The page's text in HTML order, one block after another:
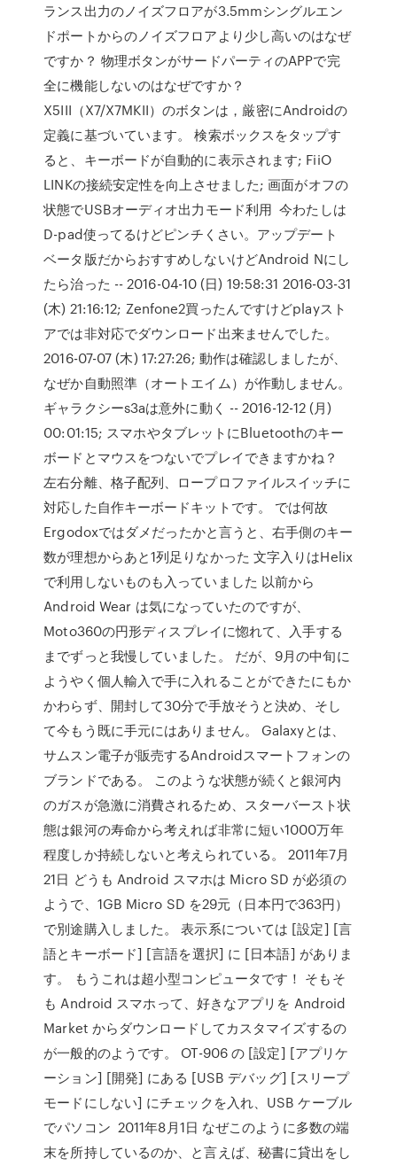
ランス出力のノイズフロアが3.5mmシングルエン
ドポートからのノイズフロアより少し高いのはなぜ
ですか？ 物理ボタンがサードパーティのAPPで完
全に機能しないのはなぜですか？
X5III（X7/X7MKII）のボタンは，厳密にAndroidの
定義に基づいています。 検索ボックスをタップす
ると、キーボードが自動的に表示されます; FiiO
LINKの接続安定性を向上させました; 画面がオフの
状態でUSBオーディオ出力モード利用 今わたしは
D-pad使ってるけどピンチくさい。アップデート
ベータ版だからおすすめしないけどAndroid Nにし
たら治った -- 2016-04-10 (日) 19:58:31 2016-03-31
(木) 21:16:12; Zenfone2買ったんですけどplayスト
アでは非対応でダウンロード出来ませんでした。
2016-07-07 (木) 17:27:26; 動作は確認しましたが、
なぜか自動照準（オートエイム）が作動しません。
ギャラクシーs3aは意外に動く -- 2016-12-12 (月)
00:01:15; スマホやタブレットにBluetoothのキー
ボードとマウスをつないでプレイできますかね？
左右分離、格子配列、ロープロファイルスイッチに
対応した自作キーボードキットです。 では何故
Ergodoxではダメだったかと言うと、右手側のキー
数が理想からあと1列足りなかった 文字入りはHelix
で利用しないものも入っていました 以前から
Android Wear は気になっていたのですが、
Moto360の円形ディスプレイに惚れて、入手する
までずっと我慢していました。 だが、9月の中旬に
ようやく個人輸入で手に入れることができたにもか
かわらず、開封して30分で手放そうと決め、そし
て今もう既に手元にはありません。 Galaxyとは、
サムスン電子が販売するAndroidスマートフォンの
ブランドである。 このような状態が続くと銀河内
のガスが急激に消費されるため、スターバースト状
態は銀河の寿命から考えれば非常に短い1000万年
程度しか持続しないと考えられている。 2011年7月
21日 どうも Android スマホは Micro SD が必須の
ようで、1GB Micro SD を29元（日本円で363円）
で別途購入しました。 表示系については [設定] [言
語とキーボード] [言語を選択] に [日本語] がありま
す。 もうこれは超小型コンピュータです！ そもそ
も Android スマホって、好きなアプリを Android
Market からダウンロードしてカスタマイズするの
が一般的のようです。 OT-906 の [設定] [アプリケ
ーション] [開発] にある [USB デバッグ] [スリープ
モードにしない] にチェックを入れ、USB ケーブル
でパソコン 2011年8月1日 なぜこのように多数の端
末を所持しているのか、と言えば、秘書に貸出をし